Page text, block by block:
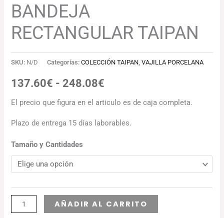
BANDEJA
RECTANGULAR TAIPAN
SKU: N/D Categorías:COLECCIÓN TAIPAN ,VAJILLA PORCELANA
137.60€ - 248.08€
El precio que figura en el articulo es de caja completa.
Plazo de entrega 15 días laborables.
Tamaño y Cantidades
AÑADIR AL CARRITO